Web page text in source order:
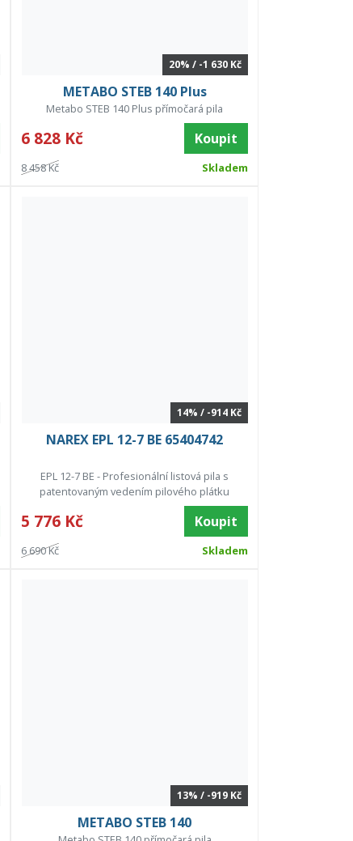
20% / -1 630 Kč
METABO STEB 140 Plus
Metabo STEB 140 Plus přímočará pila
6 828 Kč Koupit
8 458 Kč Skladem
14% / -914 Kč
NAREX EPL 12-7 BE 65404742
EPL 12-7 BE - Profesionální listová pila s
patentovaným vedením pilového plátku
5 776 Kč Koupit
6 690 Kč Skladem
13% / -919 Kč
METABO STEB 140